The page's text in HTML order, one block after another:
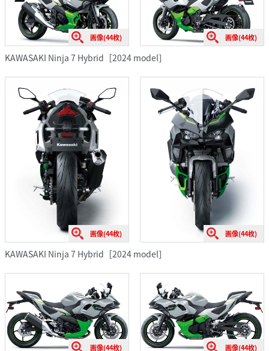
画像(44枚) 画像(44枚)
KAWASAKI Ninja 7 Hybrid［2024 model］
画像(44枚) 画像(44枚)
KAWASAKI Ninja 7 Hybrid［2024 model］
画像(44枚) 画像(44枚)